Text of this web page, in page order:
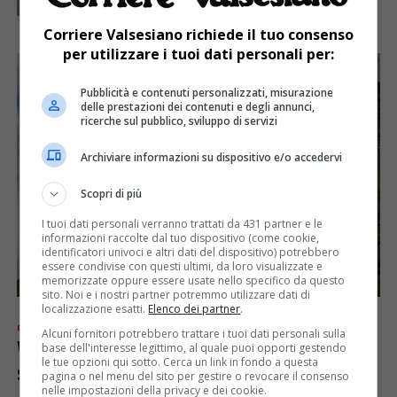
CRONACA 6 anni fa
Villeggiante scivola e cade su un
sentiero in Val Vogna
Corriere Valsesiano richiede il tuo consenso
per utilizzare i tuoi dati personali per:
Pubblicità e contenuti personalizzati, misurazione
delle prestazioni dei contenuti e degli annunci,
ricerche sul pubblico, sviluppo di servizi
Archiviare informazioni su dispositivo e/o accedervi
Scopri di più
I tuoi dati personali verranno trattati da 431 partner e le
informazioni raccolte dal tuo dispositivo (come cookie,
identificatori univoci e altri dati del dispositivo) potrebbero
essere condivise con questi ultimi, da loro visualizzate e
memorizzate oppure essere usate nello specifico da questo
sito. Noi e i nostri partner potremmo utilizzare dati di
localizzazione esatti. Elenco dei partner.
Alcuni fornitori potrebbero trattare i tuoi dati personali sulla
base dell'interesse legittimo, al quale puoi opporti gestendo
le tue opzioni qui sotto. Cerca un link in fondo a questa
pagina o nel menu del sito per gestire o revocare il consenso
nelle impostazioni della privacy e dei cookie.